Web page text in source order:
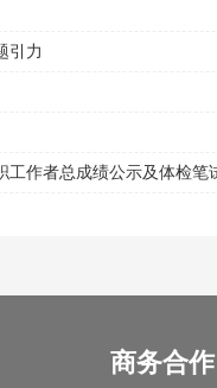
引力
作者总成绩公示及体检笔
商务合作